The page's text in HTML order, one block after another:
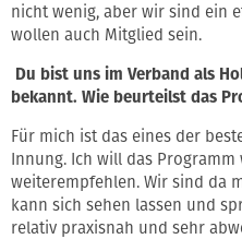
nicht wenig, aber wir sind ein
wollen auch Mitglied sein.
Du bist uns im Verband als
bekannt. Wie beurteilst das
Für mich ist das eines der
Innung. Ich will das
weiterempfehlen. Wir sind da
kann sich sehen lassen und
relativ praxisnah und sehr